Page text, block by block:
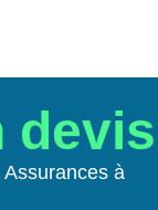
devis
à